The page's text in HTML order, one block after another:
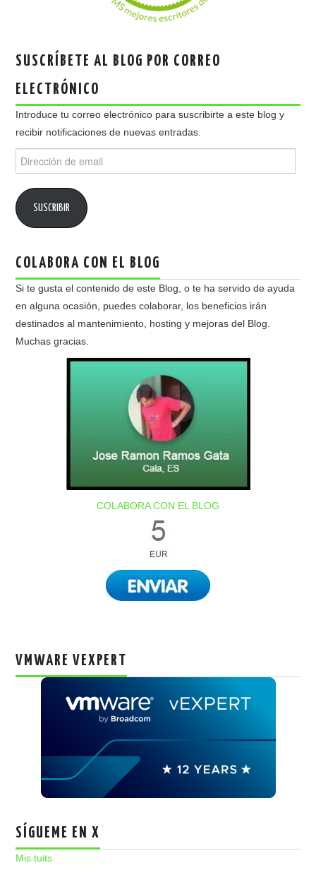
SUSCRÍBETE AL BLOG POR CORREO
ELECTRÓNICO
Introduce tu correo electrónico para suscribirte a este blog y
recibir notificaciones de nuevas entradas.
de
SUSCRIBIR
COLABORA CON EL BLOG
Si te gusta el contenido de este Blog, o te ha servido de ayuda
en alguna ocasión, puedes colaborar, los beneficios irán
destinados al mantenimiento, hosting y mejoras del Blog.
Muchas gracias.
COLABORA CON EL BLOG
VMWARE VEXPERT
SÍGUEME EN X
Mis tuits